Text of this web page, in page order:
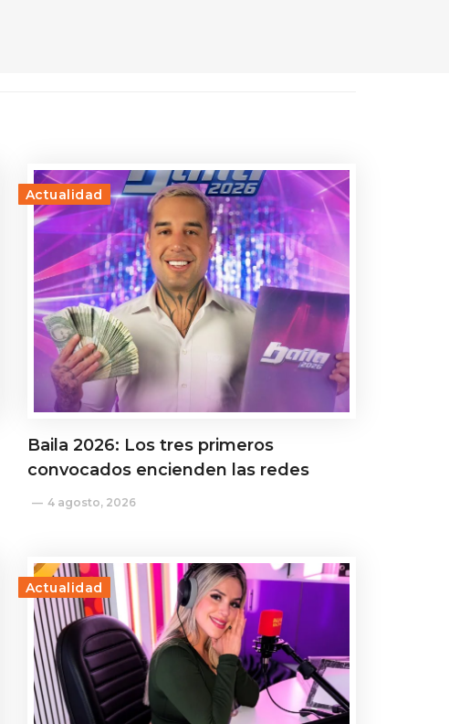
Actualidad
Baila 2026: Los tres primeros
convocados encienden las redes
4 agosto, 2026
Actualidad